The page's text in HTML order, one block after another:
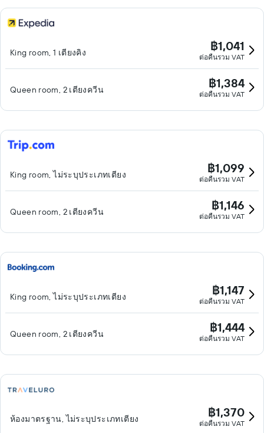
King room, 1 เตียงคิง ฿1,041
ต่อคืนรวม VAT
Queen room, 2 เตียงควีน ฿1,384
ต่อคืนรวม VAT
King room, ไม่ระบุประเภทเตียง ฿1,099
ต่อคืนรวม VAT
Queen room, 2 เตียงควีน ฿1,146
ต่อคืนรวม VAT
King room, ไม่ระบุประเภทเตียง ฿1,147
ต่อคืนรวม VAT
Queen room, 2 เตียงควีน ฿1,444
ต่อคืนรวม VAT
ห้องมาตรฐาน, ไม่ระบุประเภทเตียง ฿1,370
ต่อคืนรวม VAT